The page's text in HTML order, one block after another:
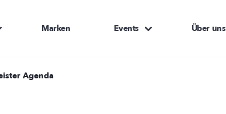
Marken Events Über uns
Agenda